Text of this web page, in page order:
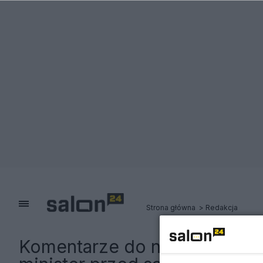
Strona główna Redakcja
Komentarze do notki:Jeden